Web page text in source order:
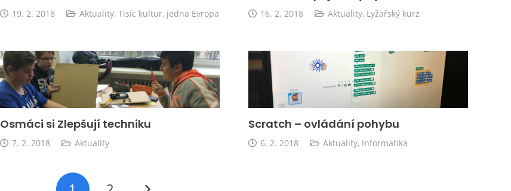
19. 2. 2018 Aktuality, Tisíc kultur, jedna Evropa 16. 2. 2018 Aktuality, Lyžařský kurz
Osmáci si Zlepšují techniku
7. 2. 2018 Aktuality
Scratch – ovládání pohybu
6. 2. 2018 Aktuality, Informatika